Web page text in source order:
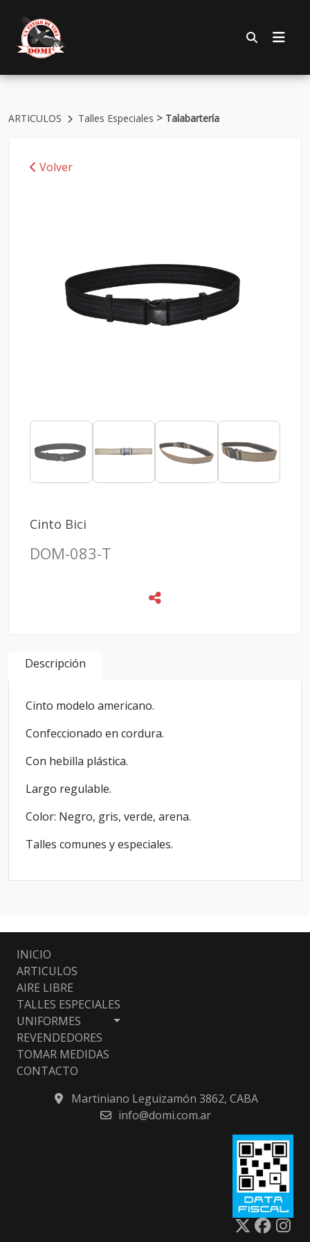
ARTICULOS Talles Especiales > Talabartería
Volver
Cinto Bici
DOM-083-T
Descripción
Cinto modelo americano.
Confeccionado en cordura.
Con hebilla plástica.
Largo regulable.
Color: Negro, gris, verde, arena.
Talles comunes y especiales.
INICIO
ARTICULOS
AIRE LIBRE
TALLES ESPECIALES
UNIFORMES
REVENDEDORES
TOMAR MEDIDAS
CONTACTO
Martiniano Leguizamón 3862, CABA
info@domi.com.ar